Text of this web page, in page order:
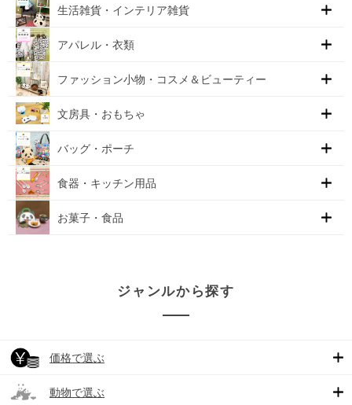
生活雑貨・インテリア雑貨
アパレル・衣類
ファッション小物・コスメ＆ビューティー
文房具・おもちゃ
バッグ・ポーチ
食器・キッチン用品
お菓子・食品
ジャンルから探す
価格で選ぶ
動物で選ぶ